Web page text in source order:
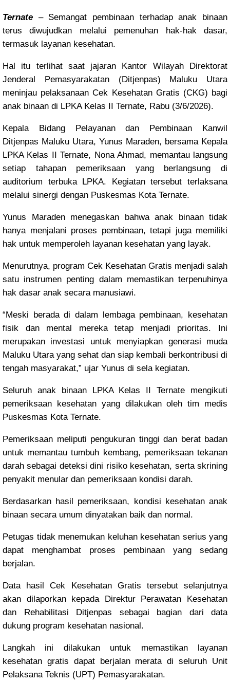
Ternate – Semangat pembinaan terhadap anak binaan
terus diwujudkan melalui pemenuhan hak-hak dasar,
termasuk layanan kesehatan.
Hal itu terlihat saat jajaran Kantor Wilayah Direktorat
Jenderal Pemasyarakatan (Ditjenpas) Maluku Utara
meninjau pelaksanaan Cek Kesehatan Gratis (CKG) bagi
anak binaan di LPKA Kelas II Ternate, Rabu (3/6/2026).
Kepala Bidang Pelayanan dan Pembinaan Kanwil
Ditjenpas Maluku Utara, Yunus Maraden, bersama Kepala
LPKA Kelas II Ternate, Nona Ahmad, memantau langsung
setiap tahapan pemeriksaan yang berlangsung di
auditorium terbuka LPKA. Kegiatan tersebut terlaksana
melalui sinergi dengan Puskesmas Kota Ternate.
Yunus Maraden menegaskan bahwa anak binaan tidak
hanya menjalani proses pembinaan, tetapi juga memiliki
hak untuk memperoleh layanan kesehatan yang layak.
Menurutnya, program Cek Kesehatan Gratis menjadi salah
satu instrumen penting dalam memastikan terpenuhinya
hak dasar anak secara manusiawi.
“Meski berada di dalam lembaga pembinaan, kesehatan
fisik dan mental mereka tetap menjadi prioritas. Ini
merupakan investasi untuk menyiapkan generasi muda
Maluku Utara yang sehat dan siap kembali berkontribusi di
tengah masyarakat,” ujar Yunus di sela kegiatan.
Seluruh anak binaan LPKA Kelas II Ternate mengikuti
pemeriksaan kesehatan yang dilakukan oleh tim medis
Puskesmas Kota Ternate.
Pemeriksaan meliputi pengukuran tinggi dan berat badan
untuk memantau tumbuh kembang, pemeriksaan tekanan
darah sebagai deteksi dini risiko kesehatan, serta skrining
penyakit menular dan pemeriksaan kondisi darah.
Berdasarkan hasil pemeriksaan, kondisi kesehatan anak
binaan secara umum dinyatakan baik dan normal.
Petugas tidak menemukan keluhan kesehatan serius yang
dapat menghambat proses pembinaan yang sedang
berjalan.
Data hasil Cek Kesehatan Gratis tersebut selanjutnya
akan dilaporkan kepada Direktur Perawatan Kesehatan
dan Rehabilitasi Ditjenpas sebagai bagian dari data
dukung program kesehatan nasional.
Langkah ini dilakukan untuk memastikan layanan
kesehatan gratis dapat berjalan merata di seluruh Unit
Pelaksana Teknis (UPT) Pemasyarakatan.